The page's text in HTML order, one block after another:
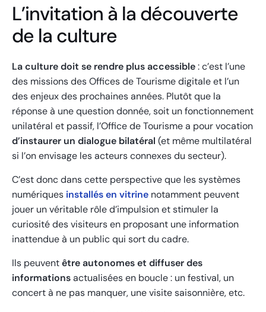
L’invitation à la découverte
de la culture
La culture doit se rendre plus accessible: c’est l’une
des missions des Offices de Tourisme digitale et l’un
des enjeux des prochaines années. Plutôt que la
réponse à une question donnée, soit un fonctionnement
unilatéral et passif, l’Office de Tourisme a pour vocation
d’instaurer un dialogue bilatéral (et même multilatéral
si l’on envisage les acteurs connexes du secteur).
C’est donc dans cette perspective que les systèmes
numériques installés en vitrine notamment peuvent
jouer un véritable rôle d’impulsion et stimuler la
curiosité des visiteurs en proposant une information
inattendue à un public qui sort du cadre.
Ils peuventêtre autonomes et diffuser des
informationsactualisées en boucle : un festival, un
concert à ne pas manquer, une visite saisonnière, etc.